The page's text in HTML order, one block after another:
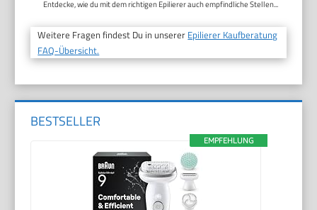
Entdecke, wie du mit dem richtigen Epilierer auch empfindliche Stellen...
Weitere Fragen findest Du in unserer Epilierer Kaufberatung
FAQ-Übersicht.
BESTSELLER
EMPFEHLUNG